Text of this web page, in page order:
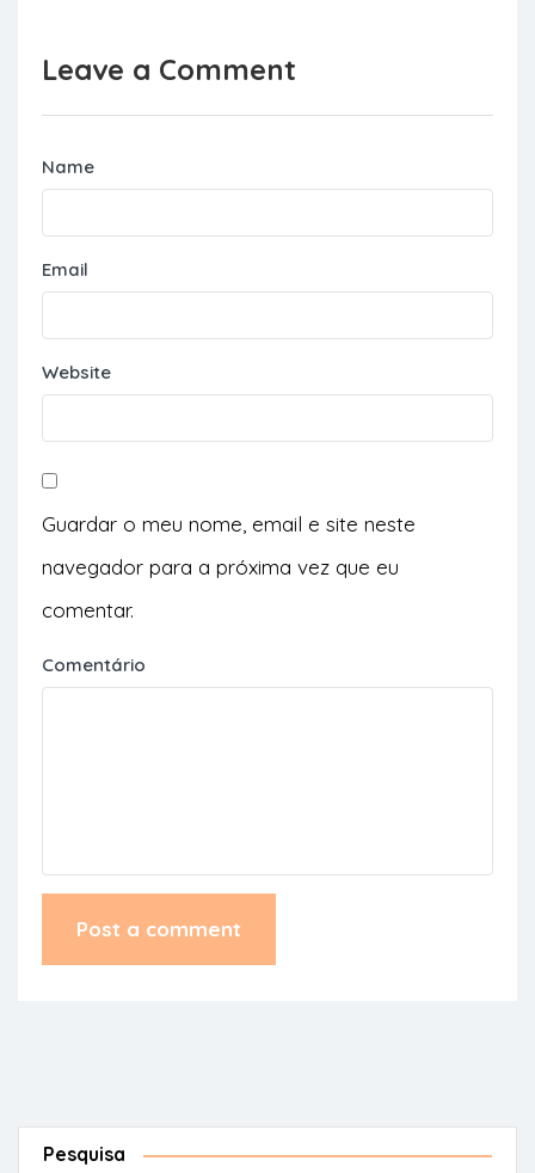
Leave a Comment
Name
Email
Website
Guardar o meu nome, email e site neste
navegador para a próxima vez que eu
comentar.
Comentário
Pesquisa